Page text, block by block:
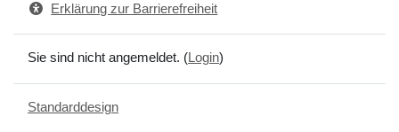
Erklärung zur Barrierefreiheit
Sie sind nicht angemeldet. (Login)
Standarddesign